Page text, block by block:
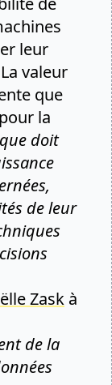
leur
valeur
que
la
doit
de leur
Zask à
de la